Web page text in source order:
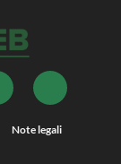
Note legali